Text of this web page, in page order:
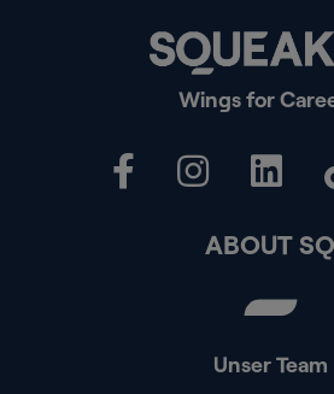
Wings for
ABOUT SQ
Unser Team